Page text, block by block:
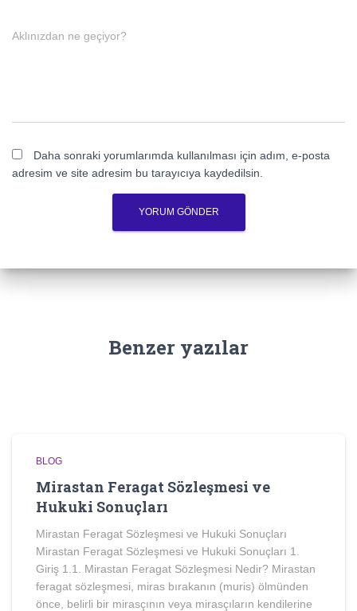
Aklınızdan ne geçiyor?
Daha sonraki yorumlarımda kullanılması için adım, e-posta
adresim ve site adresim bu tarayıcıya kaydedilsin.
Benzer yazılar
BLOG
Mirastan Feragat Sözleşmesi ve
Hukuki Sonuçları
Mirastan Feragat Sözleşmesi ve Hukuki Sonuçları
Mirastan Feragat Sözleşmesi ve Hukuki Sonuçları 1.
Giriş 1.1. Mirastan Feragat Sözleşmesi Nedir? Mirastan
feragat sözleşmesi, miras bırakanın (muris) ölmünden
önce, belirli bir mirasçının veya mirasçıların kendilerine